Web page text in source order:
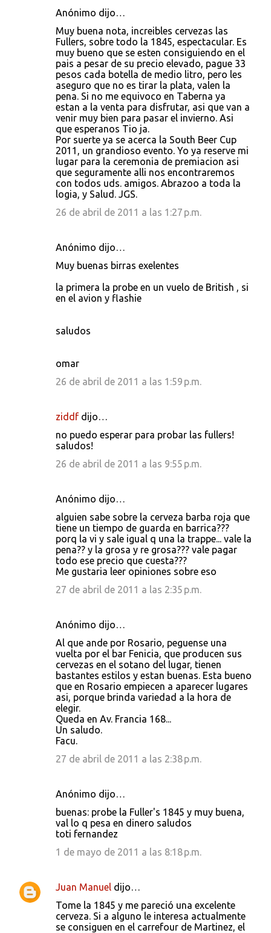
Anónimo dijo…
Muy buena nota, increibles cervezas las
Fullers, sobre todo la 1845, espectacular. Es
muy bueno que se esten consiguiendo en el
pais a pesar de su precio elevado, pague 33
pesos cada botella de medio litro, pero les
aseguro que no es tirar la plata, valen la
pena. Si no me equivoco en Taberna ya
estan a la venta para disfrutar, asi que van a
venir muy bien para pasar el invierno. Asi
que esperanos Tio ja.
Por suerte ya se acerca la South Beer Cup
2011, un grandioso evento. Yo ya reserve mi
lugar para la ceremonia de premiacion asi
que seguramente alli nos encontraremos
con todos uds. amigos. Abrazoo a toda la
logia, y Salud. JGS.
26 de abril de 2011 a las 1:27 p.m.
Anónimo dijo…
Muy buenas birras exelentes
la primera la probe en un vuelo de British , si
en el avion y flashie
saludos
omar
26 de abril de 2011 a las 1:59 p.m.
ziddf dijo…
no puedo esperar para probar las fullers!
saludos!
26 de abril de 2011 a las 9:55 p.m.
Anónimo dijo…
alguien sabe sobre la cerveza barba roja que
tiene un tiempo de guarda en barrica???
porq la vi y sale igual q una la trappe... vale la
pena?? y la grosa y re grosa??? vale pagar
todo ese precio que cuesta???
Me gustaria leer opiniones sobre eso
27 de abril de 2011 a las 2:35 p.m.
Anónimo dijo…
Al que ande por Rosario, peguense una
vuelta por el bar Fenicia, que producen sus
cervezas en el sotano del lugar, tienen
bastantes estilos y estan buenas. Esta bueno
que en Rosario empiecen a aparecer lugares
asi, porque brinda variedad a la hora de
elegir.
Queda en Av. Francia 168...
Un saludo.
Facu.
27 de abril de 2011 a las 2:38 p.m.
Anónimo dijo…
buenas: probe la Fuller's 1845 y muy buena,
val lo q pesa en dinero saludos
toti fernandez
1 de mayo de 2011 a las 8:18 p.m.
Juan Manuel dijo…
Tome la 1845 y me pareció una excelente
cerveza. Si a alguno le interesa actualmente
se consiguen en el carrefour de Martinez, el